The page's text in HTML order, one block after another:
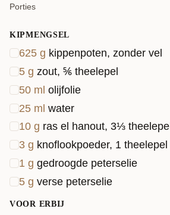
Porties
KIPMENGSEL
625 g kippenpoten, zonder vel
5 g zout, ⅚ theelepel
50 ml olijfolie
25 ml water
10 g ras el hanout, 3⅓ theelepel
3 g knoflookpoeder, 1 theelepel
1 g gedroogde peterselie
5 g verse peterselie
VOOR ERBIJ